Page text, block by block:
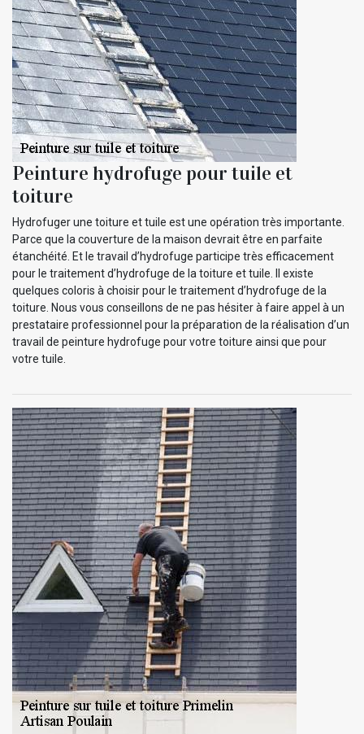
Peinture hydrofuge pour tuile et
toiture
Hydrofuger une toiture et tuile est une opération très importante.
Parce que la couverture de la maison devrait être en parfaite
étanchéité. Et le travail d’hydrofuge participe très efficacement
pour le traitement d’hydrofuge de la toiture et tuile. Il existe
quelques coloris à choisir pour le traitement d’hydrofuge de la
toiture. Nous vous conseillons de ne pas hésiter à faire appel à un
prestataire professionnel pour la préparation de la réalisation d’un
travail de peinture hydrofuge pour votre toiture ainsi que pour
votre tuile.